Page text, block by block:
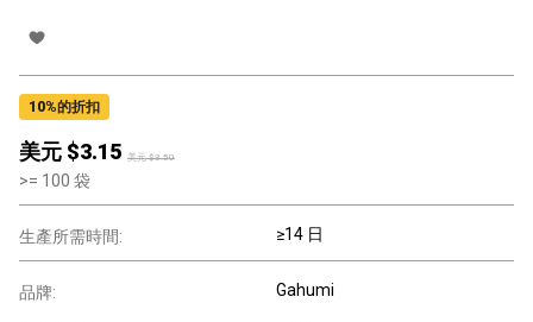
10%的折扣
美元 $3.15 美元 $3.50
>= 100 袋
生產所需時間: ≥14 日
品牌: Gahumi